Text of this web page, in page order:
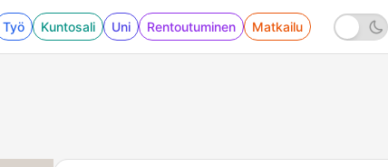
Työ Kuntosali Uni Rentoutuminen Matkailu